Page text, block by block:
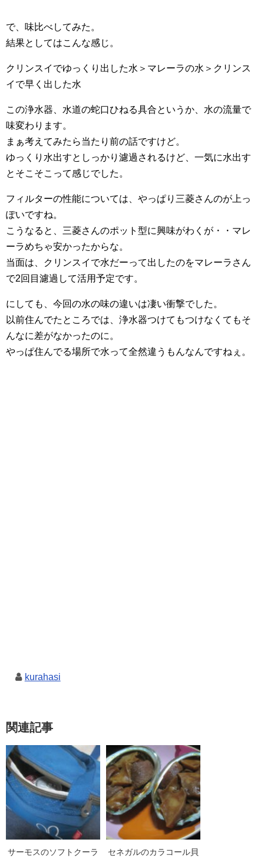
で、味比べしてみた。
結果としてはこんな感じ。
クリンスイでゆっくり出した水＞マレーラの水＞クリンス
イで早く出した水
この浄水器、水道の蛇口ひねる具合というか、水の流量で
味変わります。
まぁ考えてみたら当たり前の話ですけど。
ゆっくり水出すとしっかり濾過されるけど、一気に水出す
とそこそこって感じでした。
フィルターの性能については、やっぱり三菱さんのが上っ
ぽいですね。
こうなると、三菱さんのポット型に興味がわくが・・マレ
ーラめちゃ安かったからな。
当面は、クリンスイで水だーって出したのをマレーラさん
で2回目濾過して活用予定です。
にしても、今回の水の味の違いは凄い衝撃でした。
以前住んでたところでは、浄水器つけてもつけなくてもそ
んなに差がなかったのに。
やっぱ住んでる場所で水って全然違うもんなんですねぇ。
kurahasi
関連記事
サーモスのソフトクーラ セネガルのカラコール貝